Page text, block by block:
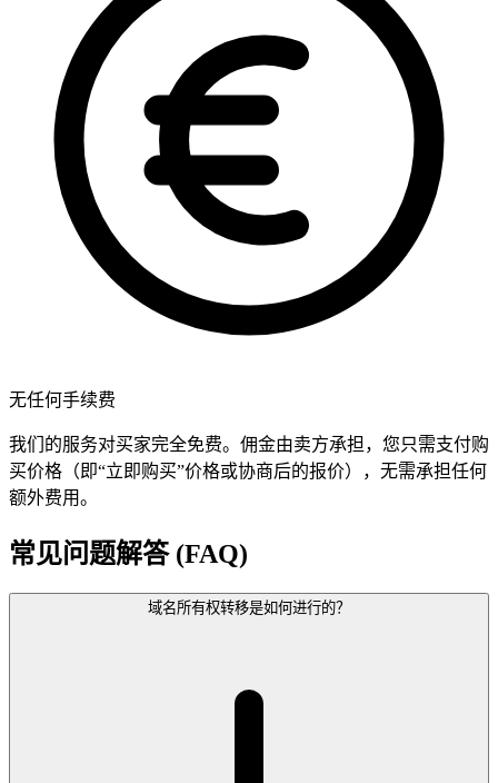
无任何手续费
我们的服务对买家完全免费。佣金由卖方承担，您只需支付购
买价格（即“立即购买”价格或协商后的报价），无需承担任何
额外费用。
常见问题解答 (FAQ)
域名所有权转移是如何进行的？